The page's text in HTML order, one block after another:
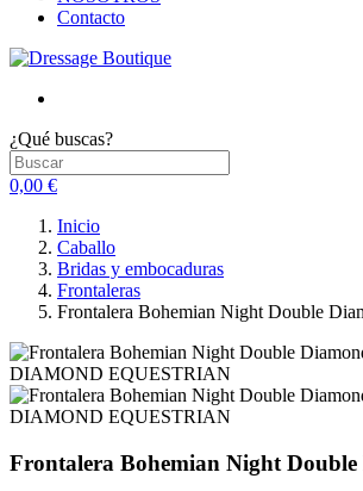
Contacto
¿Qué buscas?
0,00 €
Inicio
Caballo
Bridas y embocaduras
Frontaleras
Frontalera Bohemian Night Double
Frontalera Bohemian Night